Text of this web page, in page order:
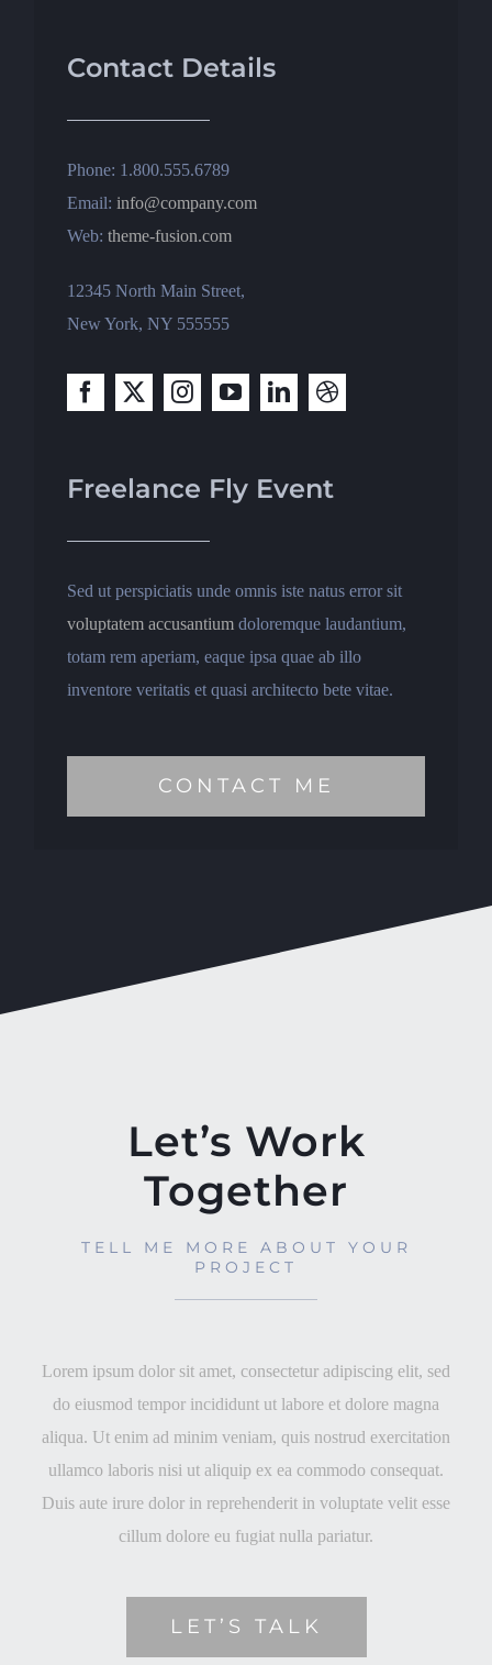
Contact Details
Phone: 1.800.555.6789
Email: info@company.com
Web: theme-fusion.com
12345 North Main Street,
New York, NY 555555
Freelance Fly Event
Sed ut perspiciatis unde omnis iste natus error sit
voluptatem accusantiumdoloremque laudantium,
totam rem aperiam, eaque ipsa quae ab illo
inventore veritatis et quasi architecto bete vitae.
CONTACT ME
Let’s Work
Together
TELL ME MORE ABOUT YOUR
PROJECT
Lorem ipsum dolor sit amet, consectetur adipiscing elit, sed
do eiusmod tempor incididunt ut labore et dolore magna
aliqua. Ut enim ad minim veniam, quis nostrud exercitation
ullamco laboris nisi ut aliquip ex ea commodo consequat.
Duis aute irure dolor in reprehenderit in voluptate velit esse
cillum dolore eu fugiat nulla pariatur.
LET’S TALK